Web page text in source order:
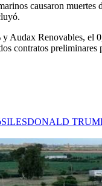
causaron
Audax Renovables, el
contratos
DONALD